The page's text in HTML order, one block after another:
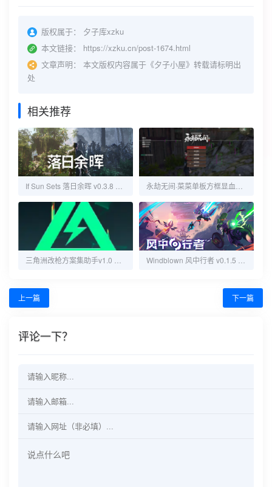
版权属于：
夕子库xzku
本文链接：
https://xzku.cn/post-1674.html
文章声明：
本文版权内容属于《夕子小屋》转载请标明出
处
相关推荐
If Sun Sets 落日余晖 v0.3.8 中文联机版 永劫无间·菜菜单板方框显血量护甲辅助
三角洲改枪方案集助手v1.0 无广告纯净版 Windblown 风中行者 v0.1.5 中文单机+联机版
上一篇 下一篇
评论一下？